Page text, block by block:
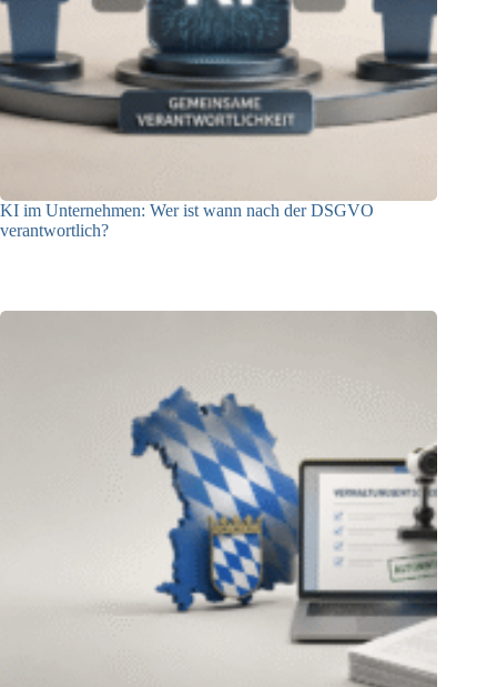
KI im Unternehmen: Wer ist wann nach der DSGVO
verantwortlich?